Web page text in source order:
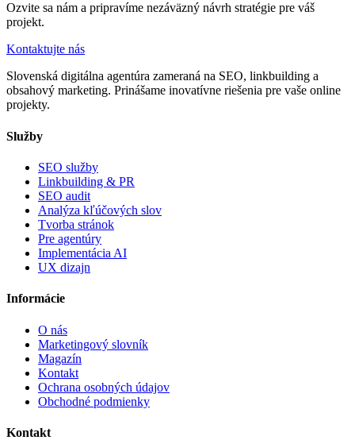
Ozvite sa nám a pripravíme nezáväzný návrh stratégie pre váš
projekt.
Kontaktujte nás
Slovenská digitálna agentúra zameraná na SEO, linkbuilding a
obsahový marketing. Prinášame inovatívne riešenia pre vaše online
projekty.
Služby
SEO služby
Linkbuilding & PR
SEO audit
Analýza kľúčových slov
Tvorba stránok
Pre agentúry
Implementácia AI
UX dizajn
Informácie
O nás
Marketingový slovník
Magazín
Kontakt
Ochrana osobných údajov
Obchodné podmienky
Kontakt